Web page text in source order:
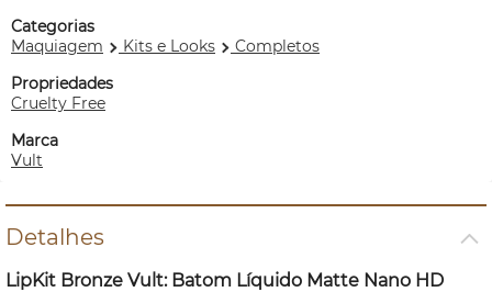
Categorias
Maquiagem
Kits e Looks
Completos
Propriedades
Cruelty Free
Marca
Vult
Detalhes
LipKit Bronze Vult: Batom Líquido Matte Nano HD